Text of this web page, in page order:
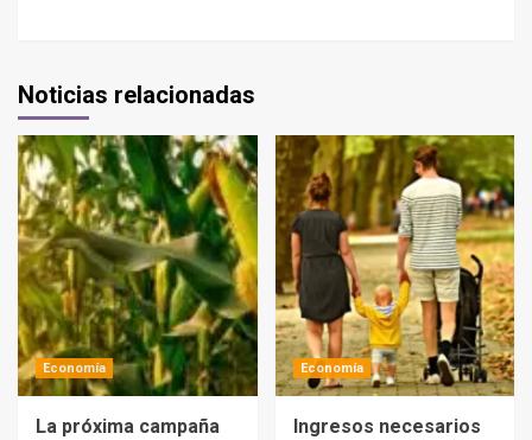
Noticias relacionadas
Economía
La próxima campaña
Economía
Ingresos necesarios